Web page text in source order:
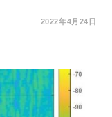
2022年4月24日